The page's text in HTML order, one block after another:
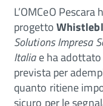
L’OMCeO
progetto
Solutions Impresa
Italiae ha
prevista per
quanto ritiene
sicuro per le